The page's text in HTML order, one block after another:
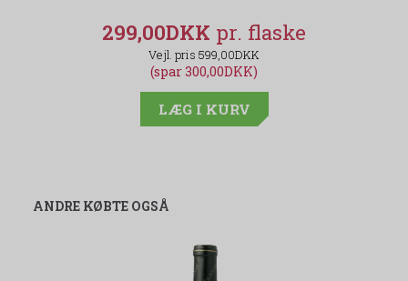
299,00DKK
599,00DKK
(spar 300,00DKK)
LÆG I KURV
ANDRE KØBTE OGSÅ